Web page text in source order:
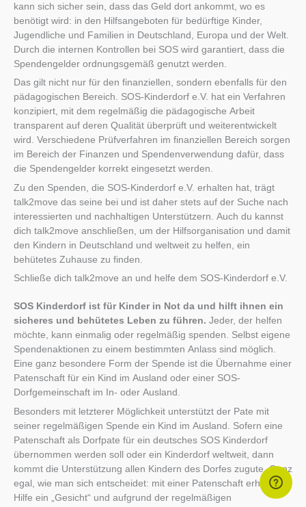
kann sich sicher sein, dass das Geld dort ankommt, wo es
benötigt wird: in den Hilfsangeboten für bedürftige Kinder,
Jugendliche und Familien in Deutschland, Europa und der Welt.
Durch die internen Kontrollen bei SOS wird garantiert, dass die
Spendengelder ordnungsgemäß genutzt werden.
Das gilt nicht nur für den finanziellen, sondern ebenfalls für den
pädagogischen Bereich. SOS-Kinderdorf e.V. hat ein Verfahren
konzipiert, mit dem regelmäßig die pädagogische Arbeit
transparent auf deren Qualität überprüft und weiterentwickelt
wird. Verschiedene Prüfverfahren im finanziellen Bereich sorgen
im Bereich der Finanzen und Spendenverwendung dafür, dass
die Spendengelder korrekt eingesetzt werden.
Zu den Spenden, die SOS-Kinderdorf e.V. erhalten hat, trägt
talk2move das seine bei und ist daher stets auf der Suche nach
interessierten und nachhaltigen Unterstützern. Auch du kannst
dich talk2move anschließen, um der Hilfsorganisation und damit
den Kindern in Deutschland und weltweit zu helfen, ein
behütetes Zuhause zu finden.
Schließe dich talk2move an und helfe dem SOS-Kinderdorf e.V.
SOS Kinderdorf ist für Kinder in Not da und hilft ihnen ein
sicheres und behütetes Leben zu führen. Jeder, der helfen
möchte, kann einmalig oder regelmäßig spenden. Selbst eigene
Spendenaktionen zu einem bestimmten Anlass sind möglich.
Eine ganz besondere Form der Spende ist die Übernahme einer
Patenschaft für ein Kind im Ausland oder einer SOS-
Dorfgemeinschaft im In- oder Ausland.
Besonders mit letzterer Möglichkeit unterstützt der Pate mit
seiner regelmäßigen Spende ein Kind im Ausland. Sofern eine
Patenschaft als Dorfpate für ein deutsches SOS Kinderdorf
übernommen werden soll oder ein Kinderdorf weltweit, dann
kommt die Unterstützung allen Kindern des Dorfes zugute. Ganz
egal, wie man sich entscheidet: mit einer Patenschaft erhält die
Hilfe ein „Gesicht“ und aufgrund der regelmäßigen